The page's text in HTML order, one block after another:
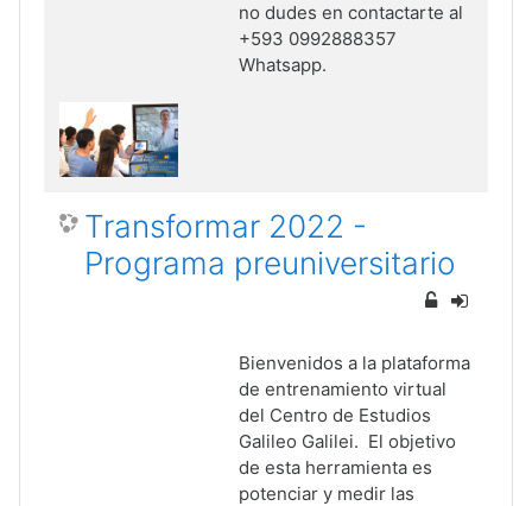
no dudes en contactarte al
+593 0992888357
Whatsapp.
Transformar 2022 -
Programa preuniversitario
Bienvenidos a la plataforma
de entrenamiento virtual
del Centro de Estudios
Galileo Galilei. El objetivo
de esta herramienta es
potenciar y medir las